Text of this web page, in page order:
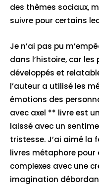
des thèmes sociaux,
suivre pour certains
Je n’ai pas pu
dans l’histoire, car
développés et
l’auteur a utilisé les
émotions des
avec axel ** livre est
laissé avec un
tristesse. J’ai aimé la
livres métaphore pour
complexes avec une
imagination